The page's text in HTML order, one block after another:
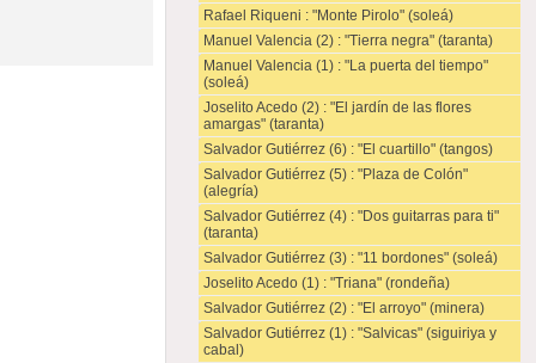
Rafael Riqueni : "Monte Pirolo" (soleá)
Manuel Valencia (2) : "Tierra negra" (taranta)
Manuel Valencia (1) : "La puerta del tiempo"
(soleá)
Joselito Acedo (2) : "El jardín de las flores
amargas" (taranta)
Salvador Gutiérrez (6) : "El cuartillo" (tangos)
Salvador Gutiérrez (5) : "Plaza de Colón"
(alegría)
Salvador Gutiérrez (4) : "Dos guitarras para ti"
(taranta)
Salvador Gutiérrez (3) : "11 bordones" (soleá)
Joselito Acedo (1) : "Triana" (rondeña)
Salvador Gutiérrez (2) : "El arroyo" (minera)
Salvador Gutiérrez (1) : "Salvicas" (siguiriya y
cabal)